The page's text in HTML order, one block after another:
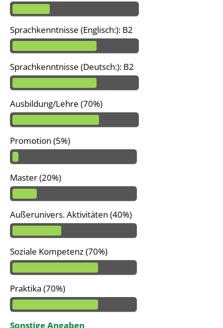
Sprachkenntnisse (Englisch:): B2
Sprachkenntnisse (Deutsch:): B2
Ausbildung/Lehre (70%)
Promotion (5%)
Master (20%)
Außerunivers. Aktivitäten (40%)
Soziale Kompetenz (70%)
Praktika (70%)
Sonstige Angaben